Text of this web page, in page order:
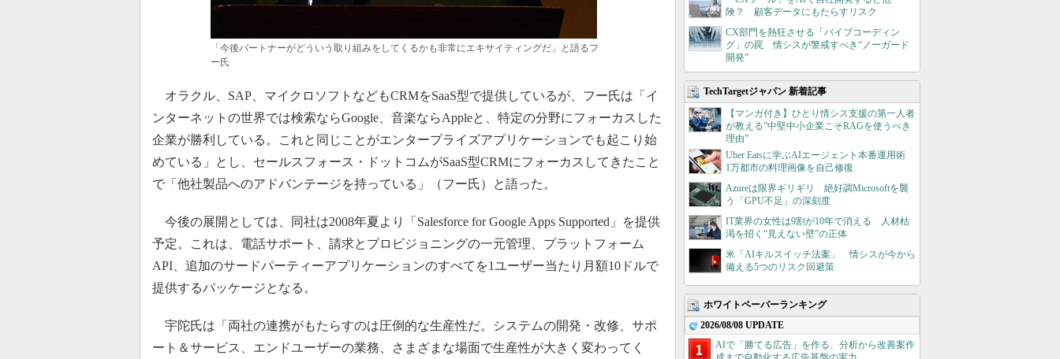
「今後パートナーがどういう取り組みをしてくるかも非常にエキサイティングだ」と語るフ
ー氏
オラクル、SAP、マイクロソフトなどもCRMをSaaS型で提供しているが、フー氏は「イ
ンターネットの世界では検索ならGoogle、音楽ならAppleと、特定の分野にフォーカスした
企業が勝利している。これと同じことがエンタープライズアプリケーションでも起こり始
めている」とし、セールスフォース・ドットコムがSaaS型CRMにフォーカスしてきたこと
で「他社製品へのアドバンテージを持っている」（フー氏）と語った。
今後の展開としては、同社は2008年夏より「Salesforce for Google Apps Supported」を提供
予定。これは、電話サポート、請求とプロビジョニングの一元管理、プラットフォーム
API、追加のサードパーティーアプリケーションのすべてを1ユーザー当たり月額10ドルで
提供するパッケージとなる。
宇陀氏は「両社の連携がもたらすのは圧倒的な生産性だ。システムの開発・改修、サポ
ート＆サービス、エンドユーザーの業務、さまざまな場面で生産性が大きく変わってく
険？ 顧客データにもたらすリスク
CX部門を熱狂させる「バイブコーディン
グ」の罠 情シスが警戒すべき“ノーガード
開発”
TechTargetジャパン 新着記事
【マンガ付き】ひとり情シス支援の第一人者
が教える”中堅中小企業こそRAGを使うべき
理由”
Uber Eatsに学ぶAIエージェント本番運用術
1万都市の料理画像を自己修復
Azureは限界ギリギリ 絶好調Microsoftを襲
う「GPU不足」の深刻度
IT業界の女性は9割が10年で消える 人材枯
渇を招く“見えない壁”の正体
米「AIキルスイッチ法案」 情シスが今から
備える5つのリスク回避策
ホワイトペーパーランキング
2026/08/08 UPDATE
AIで「勝てる広告」を作る、分析から改善案作